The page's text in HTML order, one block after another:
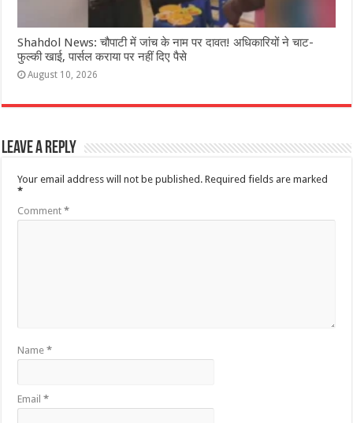
Shahdol News: चौपाटी में जांच के नाम पर दावत! अधिकारियों ने चाट-
फुल्की खाई, पार्सल कराया पर नहीं दिए पैसे
August 10, 2026
Leave a Reply
Your email address will not be published. Required fields are marked
*
Comment*
Name*
Email*